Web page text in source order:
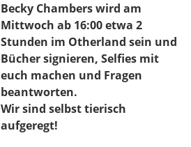
Becky Chambers wird am
Mittwoch ab 16:00 etwa 2
Stunden im Otherland sein und
Bücher signieren, Selfies mit
euch machen und Fragen
beantworten.
Wir sind selbst tierisch
aufgeregt!